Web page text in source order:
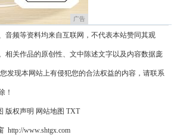
广告
音频等资料均来自互联网，不代表本站赞同其观
相关作品的原创性、文中陈述文字以及内容数据庞
发现本网站上有侵犯您的合法权益的内容，请联系
！
版权声明 网站地图 TXT
http://www.shtgx.com